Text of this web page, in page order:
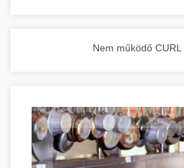
Nem működő CURL